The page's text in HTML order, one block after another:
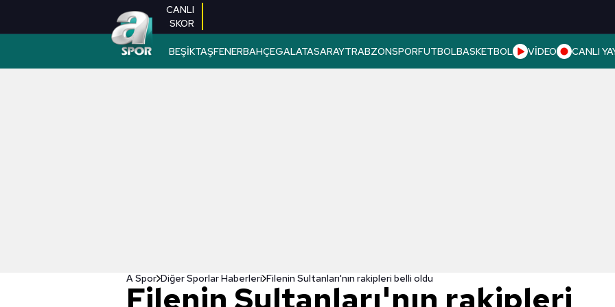
CANLI
SKOR
BEŞİKTAŞFENERBAHÇEGALATASARAYTRABZONSPORFUTBOLBASKETBOL VİDEO CANLI
A Spor Diğer Sporlar Haberleri Filenin Sultanları'nın rakipleri belli oldu
Filenin Sultanları'nın rakipleri